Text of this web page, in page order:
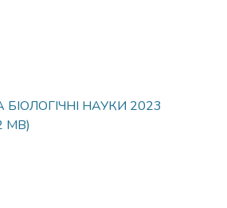
НАУКИ 2023
MB)